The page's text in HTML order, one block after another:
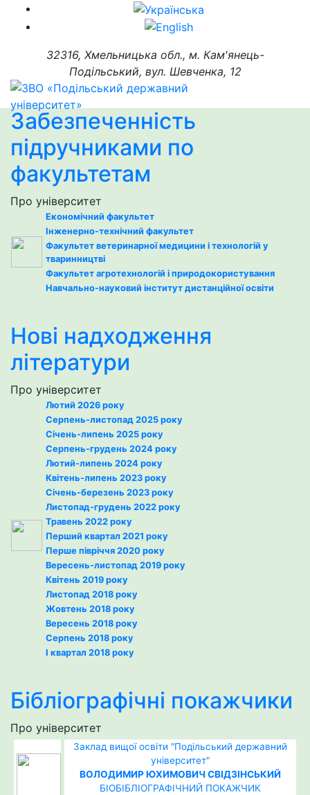
32316, Хмельницька обл., м. Кам'янець-
Подільський, вул. Шевченка, 12
Забезпеченність
підручниками по
факультетам
Про університет
Економічний факультет
Інженерно-технічний факультет
Факультет ветеринарної медицини і технологій у
тваринництві
Факультет агротехнологій і природокористування
Навчально-науковий інститут дистанційної освіти
Нові надходження
літератури
Про університет
Лютий 2026 року
Серпень-листопад 2025 року
Січень-липень 2025 року
Серпень-грудень 2024 року
Лютий-липень 2024 року
Квітень-липень 2023 року
Січень-березень 2023 року
Листопад-грудень 2022 року
Травень 2022 року
Перший квартал 2021 року
Перше півріччя 2020 року
Вересень-листопад 2019 року
Квітень 2019 року
Листопад 2018 року
Жовтень 2018 року
Вересень 2018 року
Серпень 2018 року
І квартал 2018 року
Бібліографічні покажчики
Про університет
Заклад вищої освіти "Подільський державний
університет"
ВОЛОДИМИР ЮХИМОВИЧ СВІДЗІНСЬКИЙ
БІОБІБЛІОГРАФІЧНИЙ ПОКАЖЧИК